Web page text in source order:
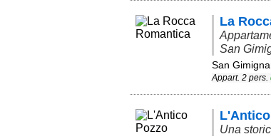
La
San
San
Appart. 2 pers.
Una